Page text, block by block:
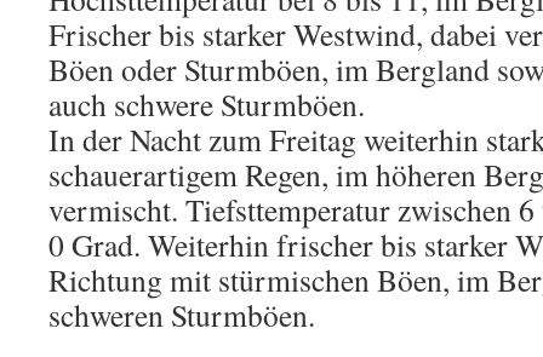
Frischer bis starker Westwind, dabei
Böen oder Sturmböen, im Bergland
auch schwere Sturmböen.
In der Nacht zum Freitag weiterhin
schauerartigem Regen, im höheren
vermischt. Tiefsttemperatur zwischen
0 Grad. Weiterhin frischer bis starker
Richtung mit stürmischen Böen, im
schweren Sturmböen.